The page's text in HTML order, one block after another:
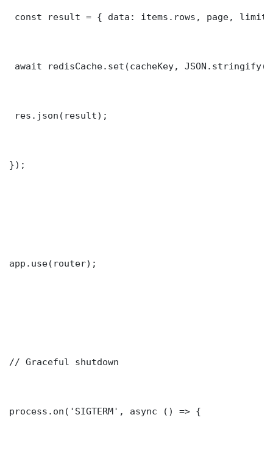
const result = { data: items.rows, page,
await redisCache.set(cacheKey,
res.json(result);
});
app.use(router);
// Graceful shutdown
process.on('SIGTERM', async () => {